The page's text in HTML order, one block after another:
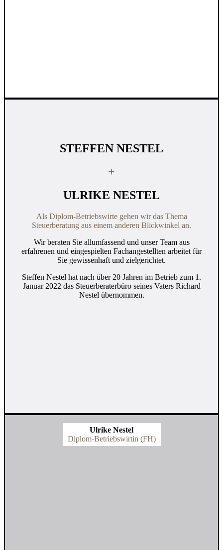
STEFFEN NES‍TEL
+
ULRIKE NES‍TEL
Als Diplom-Betriebswirte gehen wir das Thema
Steuerberatung aus einem anderen Blickwinkel an.
Wir beraten Sie allumfassend und unser Team aus
erfahrenen und eingespielten Fachangestellten arbeitet für
Sie gewissenhaft und zielgerichtet.
Steffen Nes‍tel hat nach über 20 Jahren im Betrieb zum 1.
Ja‍nuar 2022 das Steuerberaterbüro seines Vaters Ri‍chard
Nes‍tel übernommen.
Ulrike Nestel
Diplom-Betriebswirtin (FH)